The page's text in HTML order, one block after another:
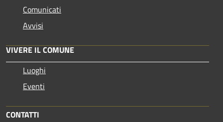
Comunicati
Avvisi
VIVERE IL COMUNE
Luoghi
Eventi
CONTATTI